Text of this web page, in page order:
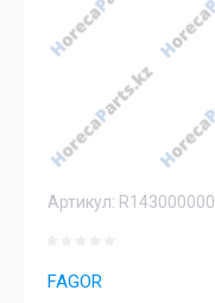
Артикул: R143000000
FAGOR